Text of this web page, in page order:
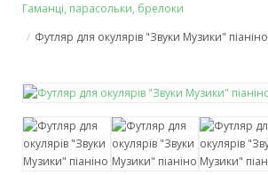
Гаманці, парасольки, брелоки
/ Футляр для окулярів "Звуки Музики" піаніно